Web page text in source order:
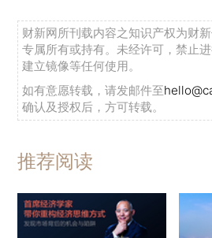
财新网所刊载内容之知识产权为财
专属所有或持有。未经许可，禁止
建立镜像等任何使用。
如有意愿转载，请发邮件至
确认及授权后，方可转载。
推荐阅读